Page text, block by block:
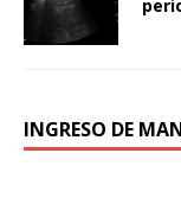
INGRESO DE